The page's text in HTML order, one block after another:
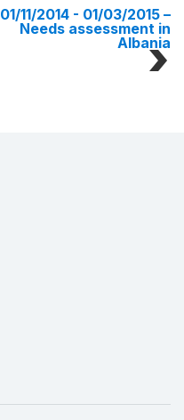
01/11/2014 - 01/03/2015 –
Needs assessment in
Albania